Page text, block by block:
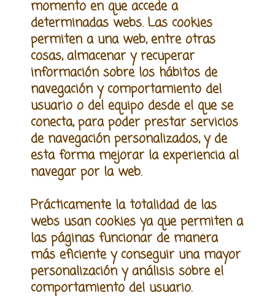
momento en que accede a
determinadas webs. Las cookies
permiten a una web, entre otras
cosas, almacenar y recuperar
información sobre los hábitos de
navegación y comportamiento del
usuario o del equipo desde el que se
conecta, para poder prestar servicios
de navegación personalizados, y de
esta forma mejorar la experiencia al
navegar por la web.
Prácticamente la totalidad de las
webs usan cookies ya que permiten a
las páginas funcionar de manera
más eficiente y conseguir una mayor
personalización y análisis sobre el
comportamiento del usuario.